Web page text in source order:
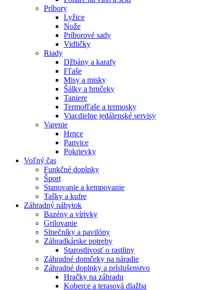
Príbory
Lyžice
Nože
Príborové sady
Vidličky
Riady
Džbány a karafy
Fľaše
Misy a misky
Šálky a hrnčeky
Taniere
Termofľaše a termosky
Viacdielne jedálenské servisy
Varenie
Hrnce
Panvice
Pokrievky
Voľný čas
Funkčné doplnky
Šport
Stanovanie a kempovanie
Tašky a kufre
Záhradný nábytok
Bazény a vírivky
Grilovanie
Slnečníky a pavilóny
Záhradkárske potreby
Starostlivosť o rastliny
Záhradné domčeky na náradie
Záhradné doplnky a príslušenstvo
Hračky na záhradu
Koberce a terasová dlažba